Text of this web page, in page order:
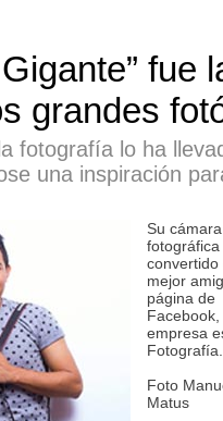
fue
grandes
fotografía lo ha
una inspiración
Su cámara
fotográfica
convertido
mejor
página de
Facebook,
empresa
Fotografía.
Foto
Matus